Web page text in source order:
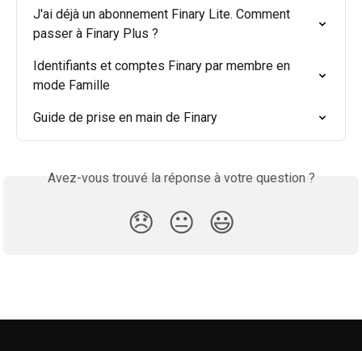
J'ai déjà un abonnement Finary Lite. Comment
passer à Finary Plus ?
Identifiants et comptes Finary par membre en
mode Famille
Guide de prise en main de Finary
Avez-vous trouvé la réponse à votre question ?
😞 😐 😃